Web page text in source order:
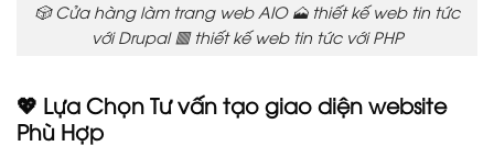
🎲 Cửa hàng làm trang web AIO 🗻 thiết kế web tin tức
với Drupal 🟥 thiết kế web tin tức với PHP
💖 Lựa Chọn Tư vấn tạo giao diện website
Phù Hợp